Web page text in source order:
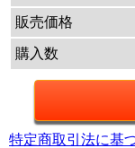
販売価格
購入数
特定商取引法に基